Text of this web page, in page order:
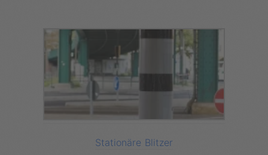
Stationäre Blitzer